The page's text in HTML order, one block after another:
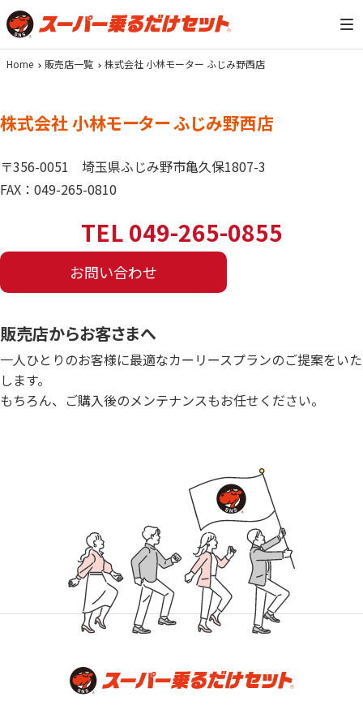
Home 販売店一覧 株式会社 小林モーター ふじみ野西店
株式会社 小林モーター ふじみ野西店
〒356-0051
埼玉県ふじみ野市亀久保1807-3
FAX：049-265-0810
TEL 049-265-0855
お問い合わせ
販売店からお客さまへ
一人ひとりのお客様に最適なカーリースプランのご提案をいた
します。
もちろん、ご購入後のメンテナンスもお任せください。